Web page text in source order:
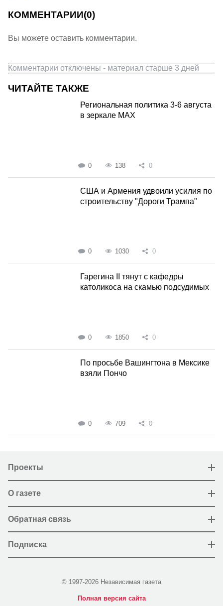
КОММЕНТАРИИ(0)
Вы можете оставить комментарии.
Комментарии отключены - материал старше 3 дней
ЧИТАЙТЕ ТАКЖЕ
Региональная политика 3-6 августа
в зеркале MAX
0 138 0
США и Армения удвоили усилия по
строительству "Дороги Трампа"
0 1030 0
Гарегина II тянут с кафедры
католикоса на скамью подсудимых
0 1850 0
По просьбе Вашингтона в Мексике
взяли Пончо
0 709 0
Проекты
О газете
Обратная связь
Подписка
© 1997-2026 Независимая газета
Полная версия сайта